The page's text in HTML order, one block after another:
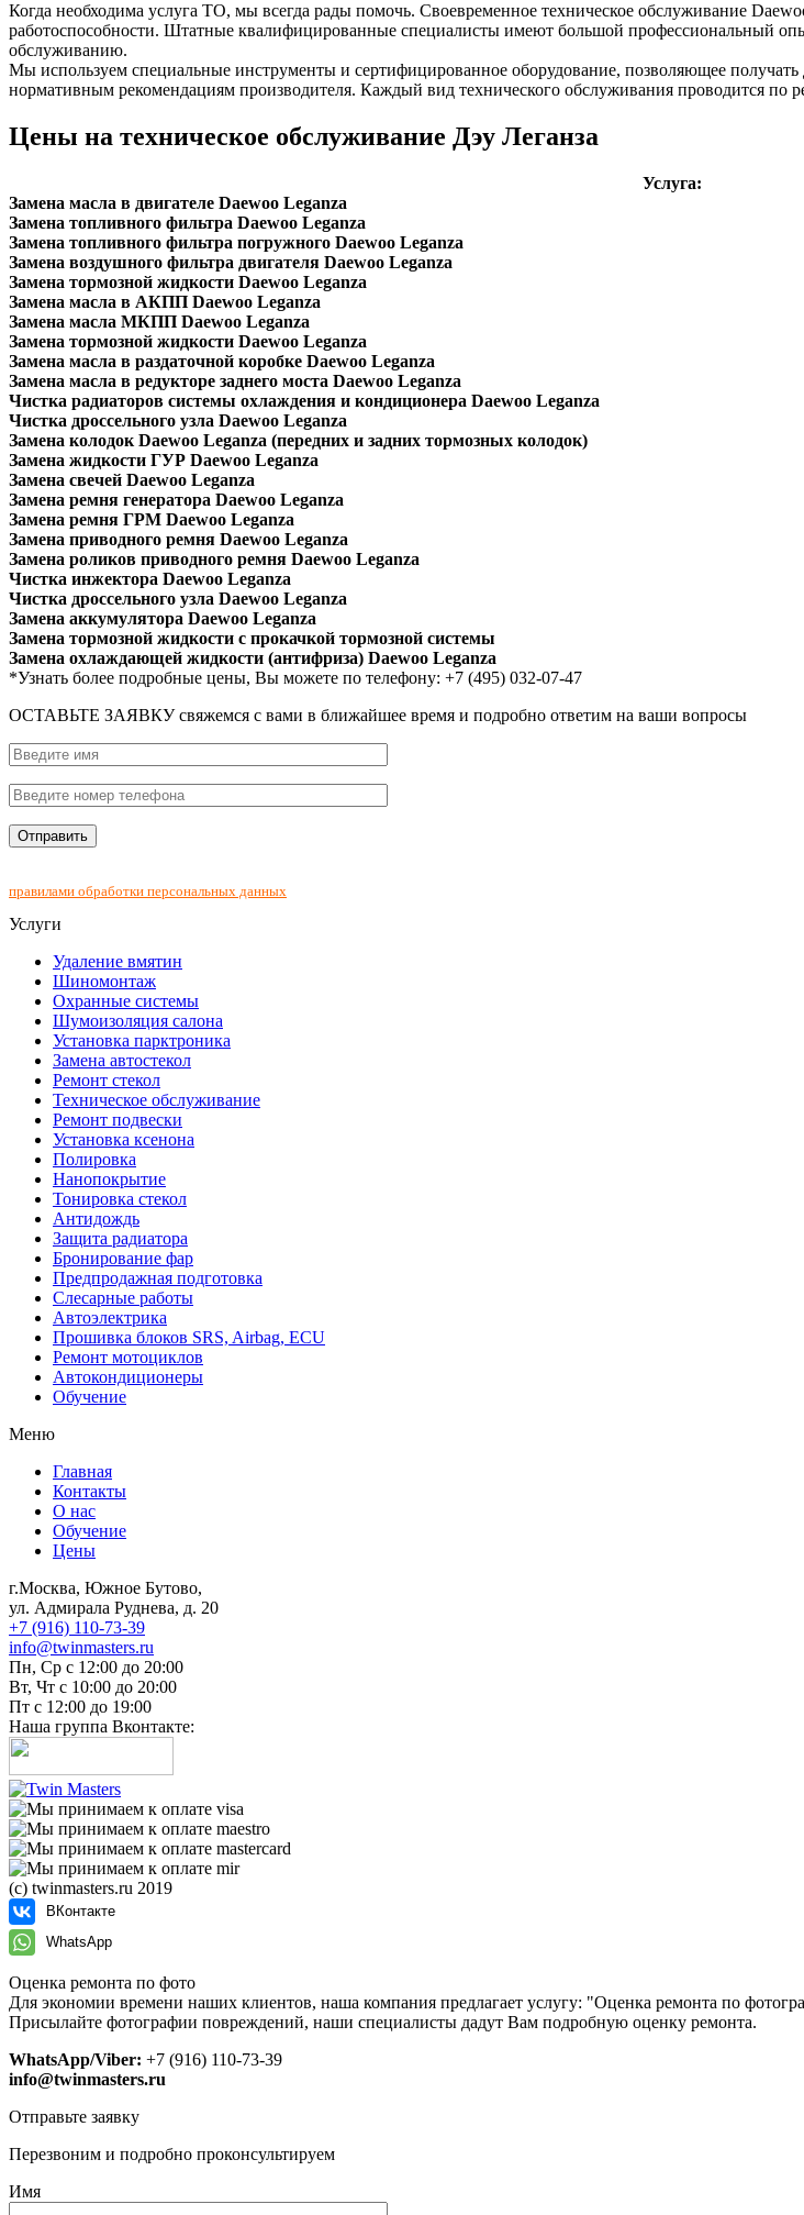
Когда необходима услуга ТО, мы всегда рады помочь. Своевременное техническое обслуживание
работоспособности. Штатные квалифицированные специалисты имеют большой профессиональный
обслуживанию.
Мы используем специальные инструменты и сертифицированное оборудование, позволяющее
нормативным рекомендациям производителя. Каждый вид технического обслуживания проводится по
Цены на техническое обслуживание Дэу Леганза
Услуга:
Замена масла в двигателе Daewoo Leganza
Замена топливного фильтра Daewoo Leganza
Замена топливного фильтра погружного Daewoo Leganza
Замена воздушного фильтра двигателя Daewoo Leganza
Замена тормозной жидкости Daewoo Leganza
Замена масла в АКПП Daewoo Leganza
Замена масла МКПП Daewoo Leganza
Замена тормозной жидкости Daewoo Leganza
Замена масла в раздаточной коробке Daewoo Leganza
Замена масла в редукторе заднего моста Daewoo Leganza
Чистка радиаторов системы охлаждения и кондиционера Daewoo Leganza
Чистка дроссельного узла Daewoo Leganza
Замена колодок Daewoo Leganza (передних и задних тормозных колодок)
Замена жидкости ГУР Daewoo Leganza
Замена свечей Daewoo Leganza
Замена ремня генератора Daewoo Leganza
Замена ремня ГРМ Daewoo Leganza
Замена приводного ремня Daewoo Leganza
Замена роликов приводного ремня Daewoo Leganza
Чистка инжектора Daewoo Leganza
Чистка дроссельного узла Daewoo Leganza
Замена аккумулятора Daewoo Leganza
Замена тормозной жидкости с прокачкой тормозной системы
Замена охлаждающей жидкости (антифриза) Daewoo Leganza
*Узнать более подробные цены, Вы можете по телефону: +7 (495) 032-07-47
ОСТАВЬТЕ ЗАЯВКУсвяжемся с вами в ближайшее время и подробно ответим на ваши вопросы
правилами обработки персональных данных
Услуги
Удаление вмятин
Шиномонтаж
Охранные системы
Шумоизоляция салона
Установка парктроника
Замена автостекол
Ремонт стекол
Техническое обслуживание
Ремонт подвески
Установка ксенона
Полировка
Нанопокрытие
Тонировка стекол
Антидождь
Защита радиатора
Бронирование фар
Предпродажная подготовка
Слесарные работы
Автоэлектрика
Прошивка блоков SRS, Airbag, ECU
Ремонт мотоциклов
Автокондиционеры
Обучение
Меню
Главная
Контакты
О нас
Обучение
Цены
г.Москва, Южное Бутово,
ул. Адмирала Руднева, д. 20
+7 (916) 110-73-39
info@twinmasters.ru
Пн, Ср с 12:00 до 20:00
Вт, Чт с 10:00 до 20:00
Пт с 12:00 до 19:00
Наша группа Вконтакте:
(с) twinmasters.ru 2019
ВКонтакте
WhatsApp
Оценка ремонта по фото
Для экономии времени наших клиентов, наша компания предлагает услугу: "Оценка ремонта по
Присылайте фотографии повреждений, наши специалисты дадут Вам подробную оценку ремонта.
WhatsApp/Viber: +7 (916) 110-73-39
info@twinmasters.ru
Отправьте заявку
Перезвоним и подробно проконсультируем
Имя